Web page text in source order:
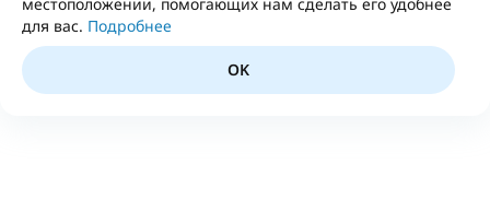
для вас. Подробнее
OK